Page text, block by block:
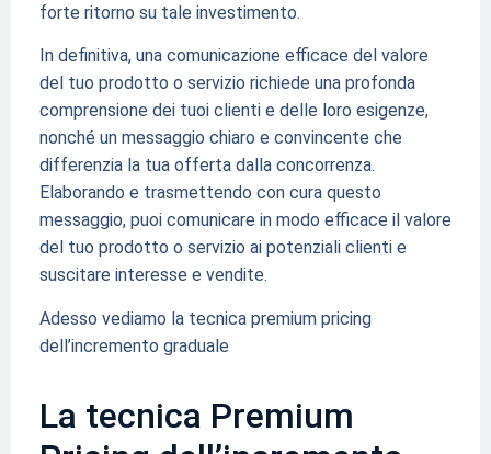
forte ritorno su tale investimento.
In definitiva, una comunicazione efficace del valore
del tuo prodotto o servizio richiede una profonda
comprensione dei tuoi clienti e delle loro esigenze,
nonché un messaggio chiaro e convincente che
differenzia la tua offerta dalla concorrenza.
Elaborando e trasmettendo con cura questo
messaggio, puoi comunicare in modo efficace il valore
del tuo prodotto o servizio ai potenziali clienti e
suscitare interesse e vendite.
Adesso vediamo la tecnica premium pricing
dell’incremento graduale
La tecnica Premium